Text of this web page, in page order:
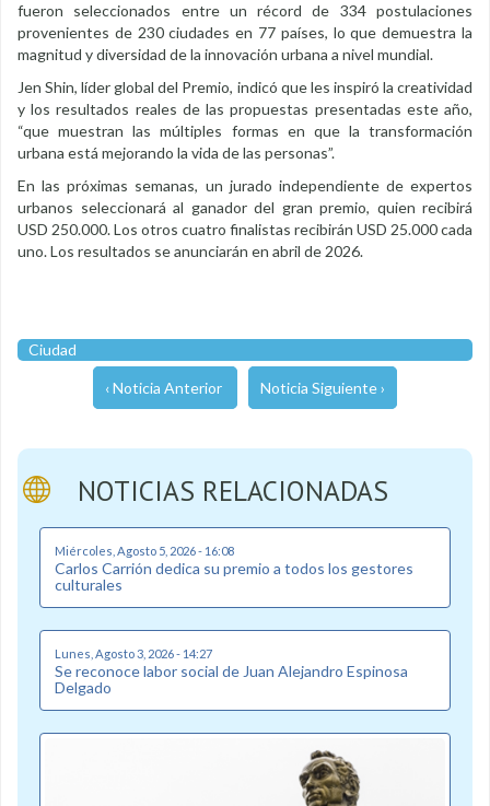
fueron seleccionados entre un récord de 334 postulaciones
provenientes de 230 ciudades en 77 países, lo que demuestra la
magnitud y diversidad de la innovación urbana a nivel mundial.
Jen Shin, líder global del Premio, indicó que les inspiró la creatividad
y los resultados reales de las propuestas presentadas este año,
“que muestran las múltiples formas en que la transformación
urbana está mejorando la vida de las personas”.
En las próximas semanas, un jurado independiente de expertos
urbanos seleccionará al ganador del gran premio, quien recibirá
USD 250.000. Los otros cuatro finalistas recibirán USD 25.000 cada
uno. Los resultados se anunciarán en abril de 2026.
Ciudad
‹ Noticia Anterior Noticia Siguiente ›
NOTICIAS RELACIONADAS
Miércoles, Agosto 5, 2026 - 16:08
Carlos Carrión dedica su premio a todos los gestores
culturales
Lunes, Agosto 3, 2026 - 14:27
Se reconoce labor social de Juan Alejandro Espinosa
Delgado